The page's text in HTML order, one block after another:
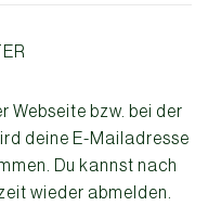
Webseite bzw. bei der
deine E-Mailadresse
Du kannst nach
wieder abmelden.